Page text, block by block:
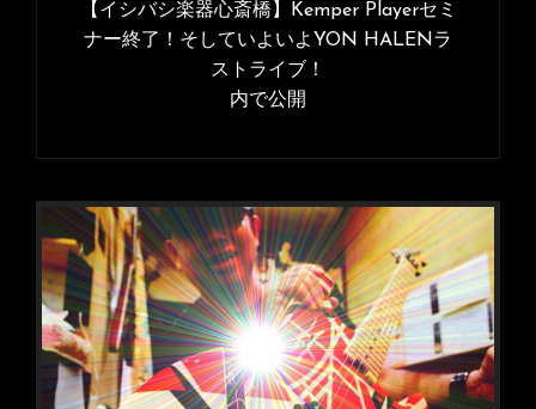
ー
シ
ョ
ン
【イシバシ楽器心斎橋】Kemper Playerセミ
ナー終了！そしていよいよYON HALENラ
ストライブ！
内で公開